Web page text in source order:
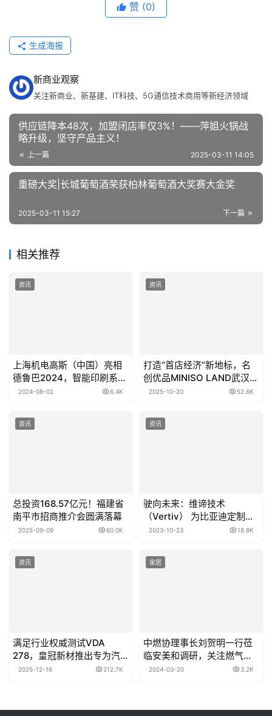
赞 (0)
生成海报
新商业观察
关注新商业、新基建、IT科技、5G通信技术商用等新经济领域
供应链降本48次，加盟闭店率仅3%！——萍姐火锅战
略升级，坚守产品主义！
上一篇 2025-03-11 14:05
重磅大奖|长城葡萄酒荣获柏林葡萄酒大奖赛大金奖
下一篇
2025-03-11 15:27
相关推荐
资讯
上海机电高斯（中国）亮相
德鲁巴2024，智能印刷系统
解决方案引领行业创新
2024-08-02 6.4K
资讯
打造“首店经济”新地标，名
创优品MINISO LAND武汉双
店盛大亮相
2025-10-20 52.6K
资讯
总投资168.57亿元！福建省
南平市招商推介会圆满落幕
2025-09-09 60.0K
资讯
驶向未来：维谛技术
（Vertiv） 为比亚迪定制
“全、快、优、省”数据中心
2023-10-23 18.8K
资讯
满足行业权威测试VDA
278，皇冠新材推出专为汽
车内饰设计的低气味低VOC
2025-12-16 212.7K
家居
中燃协理事长刘贺明一行莅
临安美和调研，关注燃气美
装新发展
2024-03-20 3.2K